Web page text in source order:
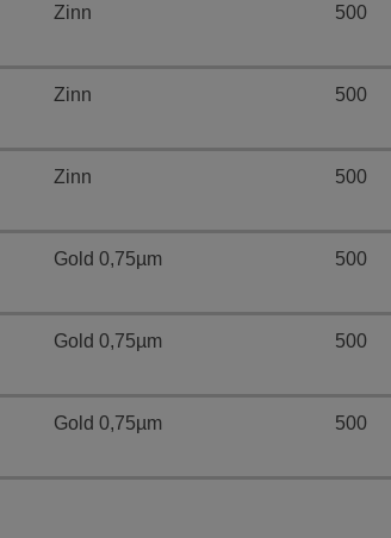
Zinn 500
Zinn 500
Zinn 500
Gold 0,75µm 500
Gold 0,75µm 500
Gold 0,75µm 500